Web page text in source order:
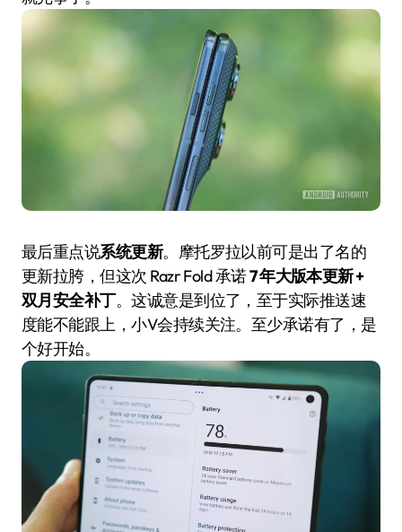
最后重点说系统更新。摩托罗拉以前可是出了名的
更新拉胯，但这次 Razr Fold 承诺7 年大版本更新 +
双月安全补丁。这诚意是到位了，至于实际推送速
度能不能跟上，小V会持续关注。至少承诺有了，是
个好开始。